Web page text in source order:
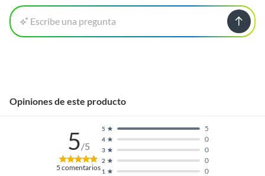
Escribe una pregunta
Opiniones de este producto
5/5
5 comentarios 1 0
2 0
3 0
4 0
5 5